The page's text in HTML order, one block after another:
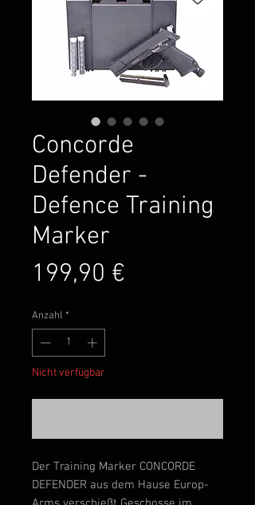
Concorde
Defender -
Defence Training
Marker
199,90 €
Anzahl *
Nicht verfügbar
Der Training Marker CONCORDE
DEFENDER aus dem Hause Europ-